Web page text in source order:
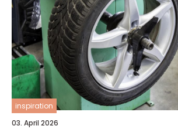
inspiration
03. April 2026